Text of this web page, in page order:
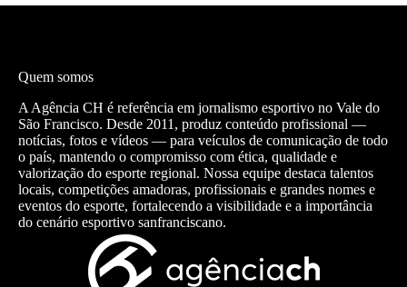
Quem somos
A Agência CH é referência em jornalismo esportivo no Vale do
São Francisco. Desde 2011, produz conteúdo profissional —
notícias, fotos e vídeos — para veículos de comunicação de todo
o país, mantendo o compromisso com ética, qualidade e
valorização do esporte regional. Nossa equipe destaca talentos
locais, competições amadoras, profissionais e grandes nomes e
eventos do esporte, fortalecendo a visibilidade e a importância
do cenário esportivo sanfranciscano.